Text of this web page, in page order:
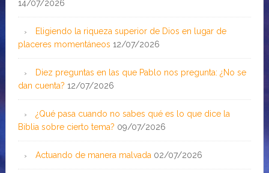
14/07/2026
Eligiendo la riqueza superior de Dios en lugar de
placeres momentáneos 12/07/2026
Diez preguntas en las que Pablo nos pregunta: ¿No se
dan cuenta? 12/07/2026
¿Qué pasa cuando no sabes qué es lo que dice la
Biblia sobre cierto tema? 09/07/2026
Actuando de manera malvada 02/07/2026